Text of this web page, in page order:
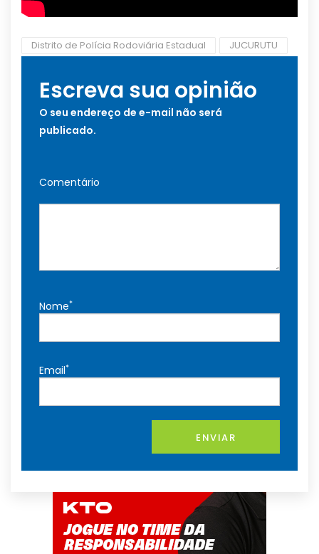
Distrito de Polícia Rodoviária Estadual JUCURUTU
Escreva sua opinião
O seu endereço de e-mail não será
publicado.
Comentário
Nome*
Email*
ENVIAR